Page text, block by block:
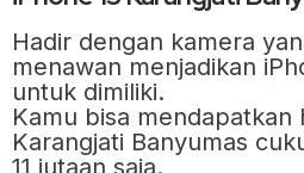
Hadir dengan kamera
menawan menjadikan
untuk dimiliki.
Kamu bisa mendapatkan
Karangjati Banyumas